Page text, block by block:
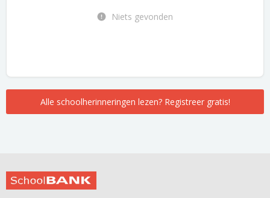
Niets gevonden
Alle schoolherinneringen lezen? Registreer gratis!